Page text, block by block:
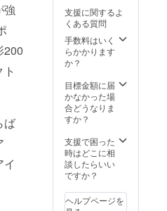
強
200
ば
支援に関するよ
くある質問
手数料はいく
らかかります
か？
目標金額に届
かなかった場
合どうなりま
すか？
支援で困った
時はどこに相
談したらいい
ですか？
ヘルプページを